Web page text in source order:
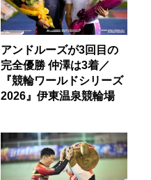
アンドルーズが3回目の
完全優勝 仲澤は3着／
『競輪ワールドシリーズ
2026』伊東温泉競輪場